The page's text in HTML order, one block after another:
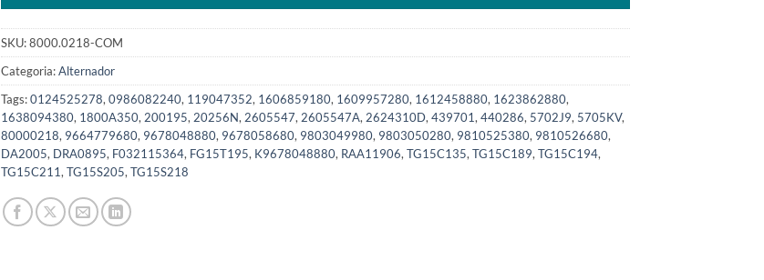
SKU:8000.0218-COM
Categoria:Alternador
Tags:0124525278, 0986082240, 119047352, 1606859180, 1609957280, 1612458880, 1623862880,
1638094380, 1800A350, 200195, 20256N, 2605547, 2605547A, 2624310D, 439701, 440286, 5702J9, 5705KV,
80000218, 9664779680, 9678048880, 9678058680, 9803049980, 9803050280, 9810525380, 9810526680,
DA2005, DRA0895, F032115364, FG15T195, K9678048880, RAA11906, TG15C135, TG15C189, TG15C194,
TG15C211, TG15S205, TG15S218